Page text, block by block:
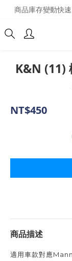
商品庫存變動快
商品庫存變動快
經營
K&N (11)
NT$450
商品描述
適用車款對應